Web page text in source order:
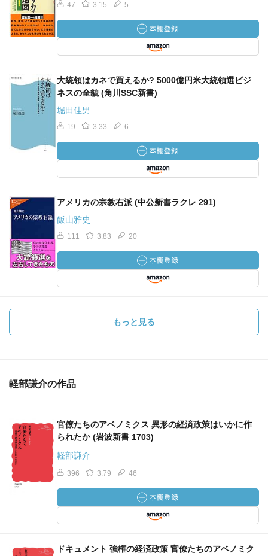
47 3.15 5
大統領はカネで買えるか? 5000億円米大統領選ビジ
ネスの全貌 (角川SSC新書)
堀田佳男
19 3.33 6
アメリカの宗教右派 (中公新書ラクレ 291)
飯山雅史
111 3.83 20
もっと見る
軽部謙介の作品
官僚たちのアベノミクス 異形の経済政策はいかに作
られたか (岩波新書 1703)
軽部謙介
396 3.79 46
ドキュメント 強権の経済政策 官僚たちのアベノミク